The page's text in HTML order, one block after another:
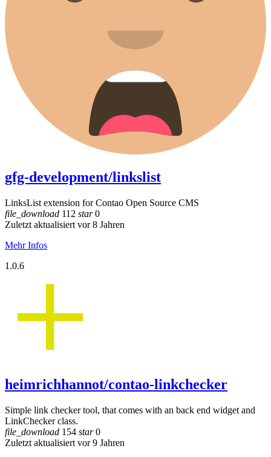
gfg-development/linkslist
LinksList extension for Contao Open Source CMS
file_download 112 star0
Zuletzt aktualisiert vor 8 Jahren
Mehr Infos
1.0.6
heimrichhannot/contao-linkchecker
Simple link checker tool, that comes with an back end widget and
LinkChecker class.
file_download 154 star0
Zuletzt aktualisiert vor 9 Jahren